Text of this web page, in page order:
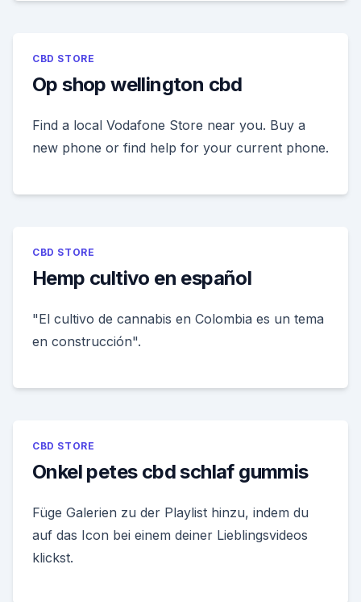
CBD STORE
Op shop wellington cbd
Find a local Vodafone Store near you. Buy a
new phone or find help for your current phone.
CBD STORE
Hemp cultivo en español
"El cultivo de cannabis en Colombia es un tema
en construcción".
CBD STORE
Onkel petes cbd schlaf gummis
Füge Galerien zu der Playlist hinzu, indem du
auf das Icon bei einem deiner Lieblingsvideos
klickst.